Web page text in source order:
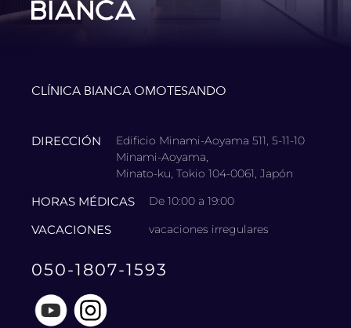
CLÍNICA BIANCA OMOTESANDO
DIRECCIÓN
Edificio Minami-Aoyama 511, 5-11-10
Minami-Aoyama,
Minato-ku, Tokio 104-0061, Japón
HORAS MÉDICAS De 10:00 a 19:00
VACACIONES vacaciones irregulares
050-1807-1593